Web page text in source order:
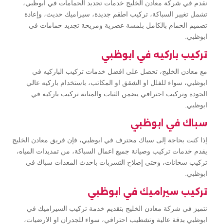
نقدم في شركة معادن الخليج خدمات تجديد الحمامات في ابوظبي،
تشمل تغيير السباكة، تركيب اطقم جديدة، سيراميك حديث، وإعادة
تصميم الحمام بالكامل بلمسة عصرية ومريحة تجديد حمامات في
ابوظبي.
تركيب باركيه في ابوظبي
مع معادن الخليج، تحصل على افضل خدمات تركيب الباركيه في
ابوظبي، سواء للفلل او الشقق او المكاتب، باستخدام باركيه عالي
الجودة وتركيب احترافي يضمن الثبات والمتانة تركيب باركيه في
ابوظبي.
سباك في ابوظبي
إذا كنت بحاجة إلى سباك محترف في ابوظبي، فإن فريق معادن الخليج
يقدم خدمات تركيب وصيانة جميع اعمال السباكة، من تمديدات المياه،
تركيب سخانات، وحتى إصلاح التسربات باحدث المعدات سباك في
ابوظبي.
تركيب سيراميك في ابوظبي
نتميز في شركة معادن الخليج بتقديم خدمة تركيب السيراميك في
ابوظبي بدقة عالية وتشطيب احترافي، سواء للجدران او الارضيات،